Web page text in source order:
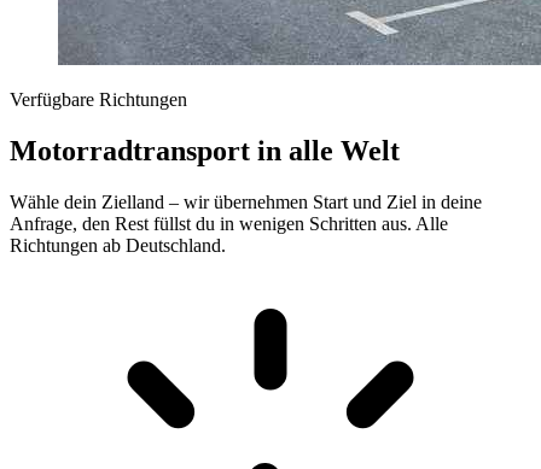
Verfügbare Richtungen
Motorradtransport in alle Welt
Wähle dein Zielland – wir übernehmen Start und Ziel in deine
Anfrage, den Rest füllst du in wenigen Schritten aus. Alle
Richtungen ab Deutschland.